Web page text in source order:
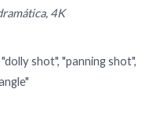
4K
shot", "panning shot",